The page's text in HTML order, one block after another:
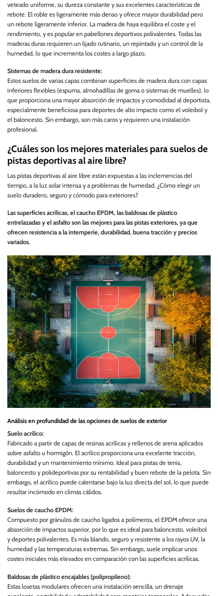
veteado uniforme, su dureza constante y sus excelentes características de
rebote. El roble es ligeramente más denso y ofrece mayor durabilidad pero
un rebote ligeramente inferior. La madera de haya equilibra el coste y el
rendimiento, y es popular en pabellones deportivos polivalentes. Todas las
maderas duras requieren un lijado rutinario, un repintado y un control de la
humedad, lo que incrementa los costes a largo plazo.
Sistemas de madera dura resistente:
Estos suelos de varias capas combinan superficies de madera dura con capas
inferiores flexibles (espuma, almohadillas de goma o sistemas de muelles), lo
que proporciona una mayor absorción de impactos y comodidad al deportista,
especialmente beneficiosa para deportes de alto impacto como el voleibol y
el baloncesto. Sin embargo, son más caros y requieren una instalación
profesional.
¿Cuáles son los mejores materiales para suelos de
pistas deportivas al aire libre?
Las pistas deportivas al aire libre están expuestas a las inclemencias del
tiempo, a la luz solar intensa y a problemas de humedad. ¿Cómo elegir un
suelo duradero, seguro y cómodo para exteriores?
Las superficies acrílicas, el caucho EPDM, las baldosas de plástico
entrelazadas y el asfalto son las mejores para las pistas exteriores, ya que
ofrecen resistencia a la intemperie, durabilidad, buena tracción y precios
variados.
Análisis en profundidad de las opciones de suelos de exterior
Suelo acrílico:
Fabricado a partir de capas de resinas acrílicas y rellenos de arena aplicados
sobre asfalto u hormigón. El acrílico proporciona una excelente tracción,
durabilidad y un mantenimiento mínimo. Ideal para pistas de tenis,
baloncesto y polideportivas por su rentabilidad y buen rebote de la pelota. Sin
embargo, el acrílico puede calentarse bajo la luz directa del sol, lo que puede
resultar incómodo en climas cálidos.
Suelos de caucho EPDM:
Compuesto por gránulos de caucho ligados a polímeros, el EPDM ofrece una
absorción de impactos superior, por lo que es ideal para baloncesto, voleibol
y deportes polivalentes. Es más blando, seguro y resistente a los rayos UV, la
humedad y las temperaturas extremas. Sin embargo, suele implicar unos
costes iniciales más elevados en comparación con las superficies acrílicas.
Baldosas de plástico encajables (polipropileno):
Estas losetas modulares ofrecen una instalación sencilla, un drenaje